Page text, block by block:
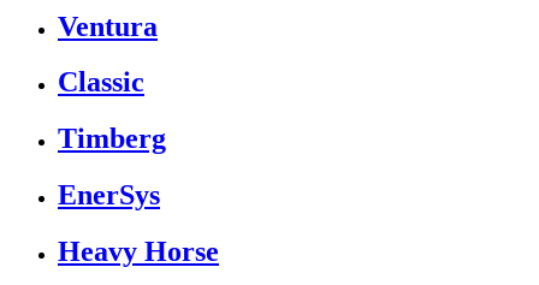
Ventura
Classic
Timberg
EnerSys
Heavy Horse